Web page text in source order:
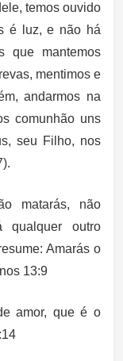
temos ouvido
é luz, e não há
que mantemos
mentimos e
andarmos na
comunhão uns
seu Filho, nos
matarás, não
qualquer outro
Amarás o
13:9
amor, que é o